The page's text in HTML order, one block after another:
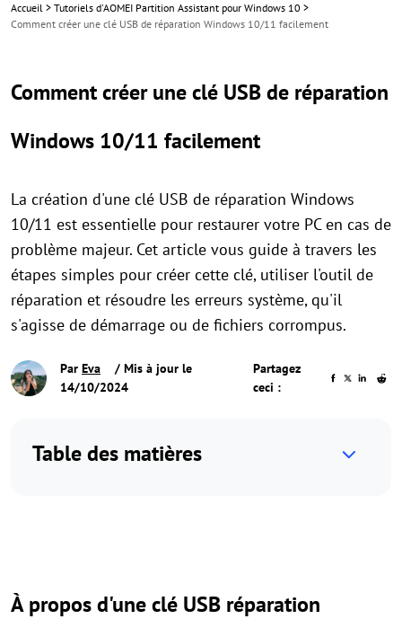
Accueil > Tutoriels d'AOMEI Partition Assistant pour Windows 10 >
Comment créer une clé USB de réparation Windows 10/11 facilement
Comment créer une clé USB de réparation
Windows 10/11 facilement
La création d'une clé USB de réparation Windows
10/11 est essentielle pour restaurer votre PC en cas de
problème majeur. Cet article vous guide à travers les
étapes simples pour créer cette clé, utiliser l'outil de
réparation et résoudre les erreurs système, qu'il
s'agisse de démarrage ou de fichiers corrompus.
Par Eva
/ Mis à jour le
14/10/2024
Partagez
ceci :
Table des matières
À propos d'une clé USB réparation